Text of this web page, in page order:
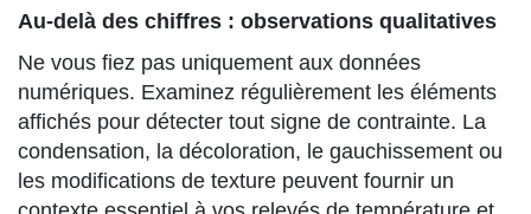
Au-delà des chiffres : observations qualitatives
Ne vous fiez pas uniquement aux données
numériques. Examinez régulièrement les éléments
affichés pour détecter tout signe de contrainte. La
condensation, la décoloration, le gauchissement ou
les modifications de texture peuvent fournir un